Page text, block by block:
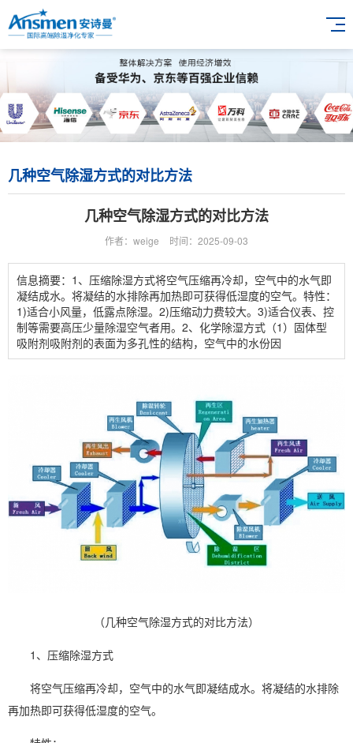
几种空气除湿方式的对比方法
几种空气除湿方式的对比方法
作者：weige 时间：2025-09-03
信息摘要：1、压缩除湿方式将空气压缩再冷却，空气中的水气即
凝结成水。将凝结的水排除再加热即可获得低湿度的空气。特性：
1)适合小风量，低露点除湿。2)压缩动力费较大。3)适合仪表、控
制等需要高压少量除湿空气者用。2、化学除湿方式（1）固体型
吸附剂吸附剂的表面为多孔性的结构，空气中的水份因
（几种空气除湿方式的对比方法）
1、压缩除湿方式
将空气压缩再冷却，空气中的水气即凝结成水。将凝结的水排除
再加热即可获得低湿度的空气。